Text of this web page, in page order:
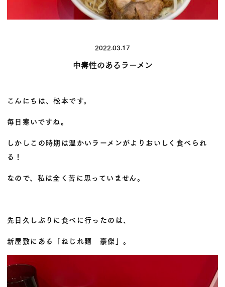
2022.03.17
中毒性のあるラーメン
こんにちは、松本です。
毎日寒いですね。
しかしこの時期は温かいラーメンがよりおいしく食べられ
る！
なので、私は全く苦に思っていません。
先日久しぶりに食べに行ったのは、
新屋敷にある「ねじれ麺 豪傑」。